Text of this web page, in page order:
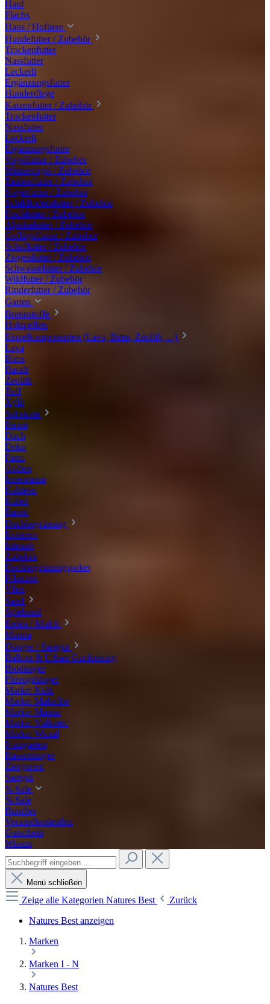
Hanf
Flachs
Haus / Hoftiere
Hundefutter / Zubehör
Trockenfutter
Nassfutter
Leckerli
Ergänzungsfutter
Hundepflege
Katzenfutter / Zubehör
Trockenfutter
Nassfutter
Leckerli
Ergänzungsfutter
Vogelfutter / Zubehör
Wintervögel / Zubehör
Taubenfutter / Zubehör
Nagerfutter / Zubehör
Schildkrötenfutter / Zubehör
Fischfutter / Zubehör
Alpakafutter / Zubehör
Geflügelfutter / Zubehör
Schaffutter / Zubehör
Ziegenfutter / Zubehör
Schweinefutter / Zubehör
Wildfutter / Zubehör
Rinderfutter / Zubehör
Garten
Brennstoffe
Holzpellets
Einzelkomponenten (Lava, Bims, Zeolith, ...)
Lava
Bims
Basalt
Zeolith
Tuff
Xylit
Substrate
Baum
Dach
Deko
Farm
Grillen
Innenraum
Kakteen
Kübel
Rasen
Dachbegrünung
Extensiv
Intensiv
Zubehör
Dachbegrünungspaket
Pflanzen
Vlies
Sand
Spielsand
Erden / Mulch
Manna
Dünger / Saatgut
Balkon & Urban Gardenning
Biodünger
Flüssigdünger
Marke: Kulti
Marke: Maltaflor
Marke: Manna
Marke: Vulkatec
Marke: Wuxal
Nutzgarten
Rasendünger
Ziergarten
Saatgut
% Sale
% Sale
Bundles
Versandkostenfrei
Gutschein
Wissen
Menü schließen
Zeige alle Kategorien Natures Best
Zurück
Natures Best anzeigen
Marken
Marken I - N
Natures Best